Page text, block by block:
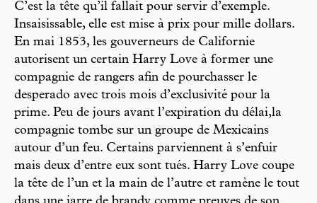
C’est la tête qu’il fallait pour servir d’exemple.
Insaisissable, elle est mise à prix pour mille dollars.
En mai 1853, les gouverneurs de Californie
autorisent un certain Harry Love à former une
compagnie de rangers afin de pourchasser le
desperado avec trois mois d’exclusivité pour la
prime. Peu de jours avant l’expiration du délai,la
compagnie tombe sur un groupe de Mexicains
autour d’un feu. Certains parviennent à s’enfuir
mais deux d’entre eux sont tués. Harry Love coupe
la tête de l’un et la main de l’autre et ramène le tout